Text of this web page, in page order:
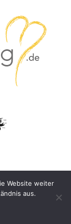
Website weiter
aus.